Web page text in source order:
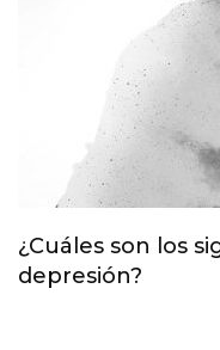
¿Cuáles son los
depresión?